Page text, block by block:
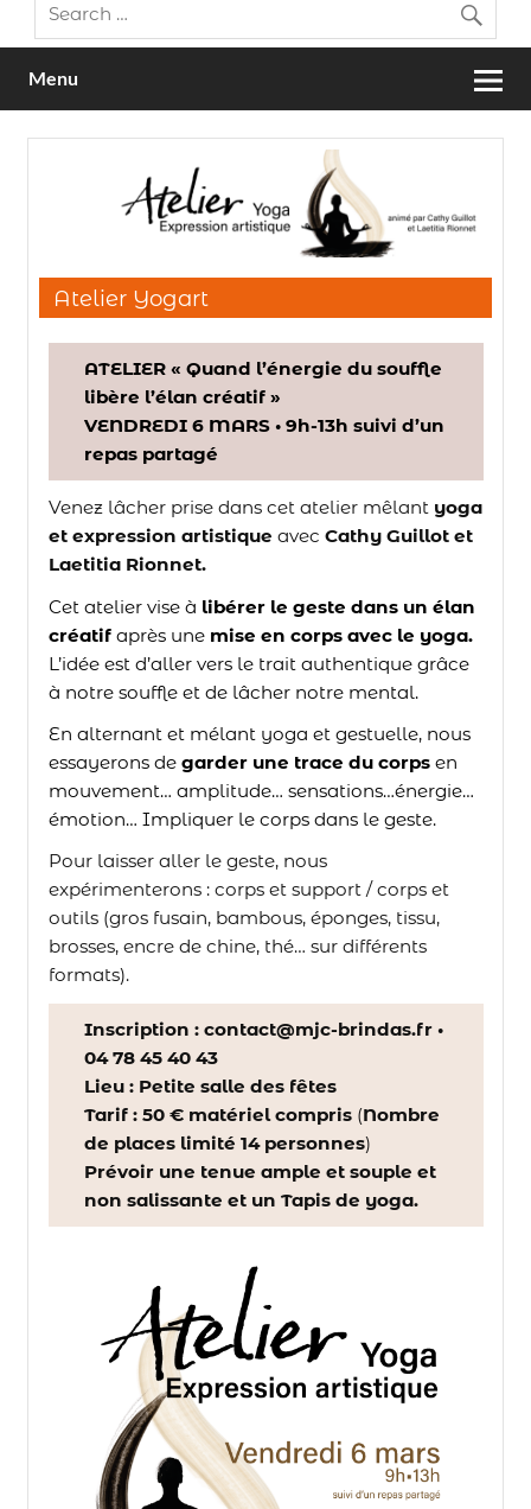
Menu
Atelier Yogart
ATELIER « Quand l’énergie du souffle
libère l’élan créatif »
VENDREDI 6 MARS • 9h-13h suivi d’un
repas partagé
Venez lâcher prise dans cet atelier mêlant yoga
et expression artistique avec Cathy Guillot et
Laetitia Rionnet.
Cet atelier vise à libérer le geste dans un élan
créatifaprès une mise en corps avec le yoga.
L’idée est d’aller vers le trait authentique grâce
à notre souffle et de lâcher notre mental.
En alternant et mélant yoga et gestuelle, nous
essayerons de garder une trace du corpsen
mouvement… amplitude… sensations…énergie…
émotion… Impliquer le corps dans le geste.
Pour laisser aller le geste, nous
expérimenterons : corps et support / corps et
outils (gros fusain, bambous, éponges, tissu,
brosses, encre de chine, thé… sur différents
formats).
Inscription : contact@mjc-brindas.fr •
04 78 45 40 43
Lieu : Petite salle des fêtes
Tarif : 50 € matériel compris(Nombre
de places limité 14 personnes)
Prévoir une tenue ample et souple et
non salissante et un Tapis de yoga.